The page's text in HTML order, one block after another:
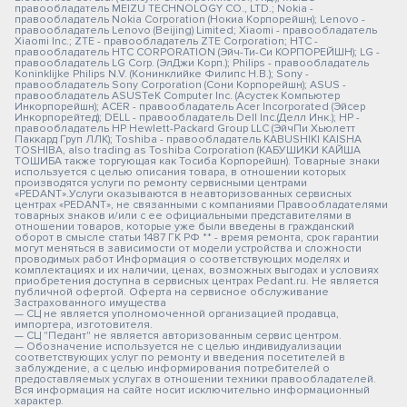
правообладатель MEIZU TECHNOLOGY CO., LTD.; Nokia -
правообладатель Nokia Corporation (Нокиа Корпорейшн); Lenovo -
правообладатель Lenovo (Beijing) Limited; Xiaomi - правообладатель
Xiaomi Inc.; ZTE - правообладатель ZTE Corporation; HTC -
правообладатель HTC CORPORATION (Эйч-Ти-Си КОРПОРЕЙШН); LG -
правообладатель LG Corp. (ЭлДжи Корп.); Philips - правообладатель
Koninklijke Philips N.V. (Конинклийке Филипс Н.В.); Sony -
правообладатель Sony Corporation (Сони Корпорейшн); ASUS -
правообладатель ASUSTeK Computer Inc. (Асустек Компьютер
Инкорпорейшн); ACER - правообладатель Acer Incorporated (Эйсер
Инкорпорейтед); DELL - правообладатель Dell Inc.(Делл Инк.); HP -
правообладатель HP Hewlett-Packard Group LLC (ЭйчПи Хьюлетт
Паккард Груп ЛЛК); Toshiba - правообладатель KABUSHIKI KAISHA
TOSHIBA, also trading as Toshiba Corporation (КАБУШИКИ КАЙША
ТОШИБА также торгующая как Тосиба Корпорейшн). Товарные знаки
используется с целью описания товара, в отношении которых
производятся услуги по ремонту сервисными центрами
«PEDANT».Услуги оказываются в неавторизованных сервисных
центрах «PEDANT», не связанными с компаниями Правообладателями
товарных знаков и/или с ее официальными представителями в
отношении товаров, которые уже были введены в гражданский
оборот в смысле статьи 1487 ГК РФ ** - время ремонта, срок гарантии
могут меняться в зависимости от модели устройства и сложности
проводимых работ Информация о соответствующих моделях и
комплектациях и их наличии, ценах, возможных выгодах и условиях
приобретения доступна в сервисных центрах Pedant.ru. Не является
публичной офертой. Оферта на сервисное обслуживание
Застрахованного имущества
— СЦ не является уполномоченной организацией продавца,
импортера, изготовителя.
— СЦ "Педант" не является авторизованным сервис центром.
— Обозначение используется не с целью индивидуализации
соответствующих услуг по ремонту и введения посетителей в
заблуждение, а с целью информирования потребителей о
предоставляемых услугах в отношении техники правообладателей.
Вся информация на сайте носит исключительно информационный
характер.